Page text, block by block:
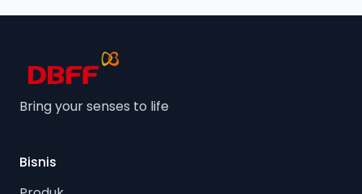
Bring your senses to life
Bisnis